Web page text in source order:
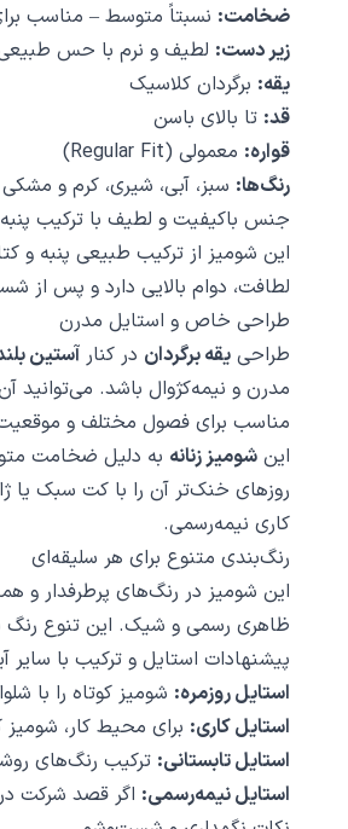
ضخامت: نسبتاً متوسط – مناسب
زیر دست: لطیف و نرم با حس
یقه: برگردان کلاسیک
قد: تا بالای باسن
قواره: معمولی (Regular Fit)
رنگ‌ها: سبز، آبی، شیری، کرم و مشکی
جنس باکیفیت و لطیف با ترکیب
این شومیز از ترکیب طبیعی پنبه
لطافت، دوام بالایی دارد و پس از
طراحی خاص و استایل مدرن
طراحی یقه برگردان در کنار آستین
مدرن و نیمه‌کژوال باشد. می‌توانید
مناسب برای فصول مختلف و
این شومیز زنانه به دلیل ضخامت
روزهای خنک‌تر آن را با کت سبک یا
کاری نیمه‌رسمی.
رنگ‌بندی متنوع برای هر سلیقه‌ای
این شومیز در رنگ‌های پرطرفدار و
ظاهری رسمی و شیک. این تنوع رنگ
پیشنهادات استایل و ترکیب با سایر
استایل روزمره: شومیز کوتاه را با
استایل کاری: برای محیط کار،
استایل تابستانی: ترکیب رنگ‌های
استایل نیمه‌رسمی: اگر قصد شرکت